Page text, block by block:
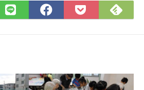
LINE
ア
Facebook
ア
Pocket
Feedly